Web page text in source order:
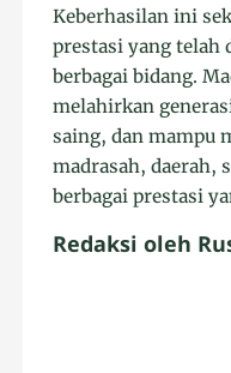
Keberhasilan ini
prestasi yang telah
berbagai bidang.
melahirkan
saing, dan mampu
madrasah, daerah,
berbagai prestasi
Redaksi oleh